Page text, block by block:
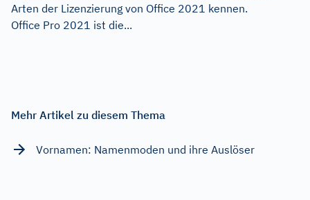
Arten der Lizenzierung von Office 2021 kennen.
Office Pro 2021 ist die...
Mehr Artikel zu diesem Thema
Vornamen: Namenmoden und ihre Auslöser